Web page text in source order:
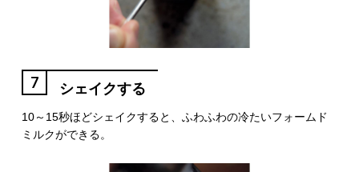
7 シェイクする
10～15秒ほどシェイクすると、ふわふわの冷たいフォームド
ミルクができる。